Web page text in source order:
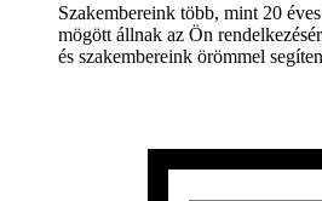
Szakembereink több, mint 20
mögött állnak az Ön
és szakembereink örömmel